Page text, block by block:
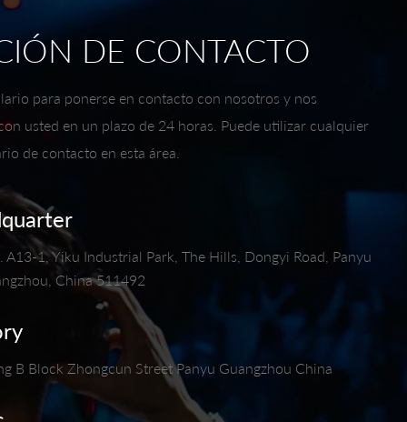
DE CONTACTO
para ponerse en contacto con nosotros y nos
usted en un plazo de 24 horas. Puede utilizar cualquier
de contacto en esta área.
1, Yiku Industrial Park, The Hills, Dongyi Road, Panyu
China 511492
B Block Zhongcun Street Panyu Guangzhou China